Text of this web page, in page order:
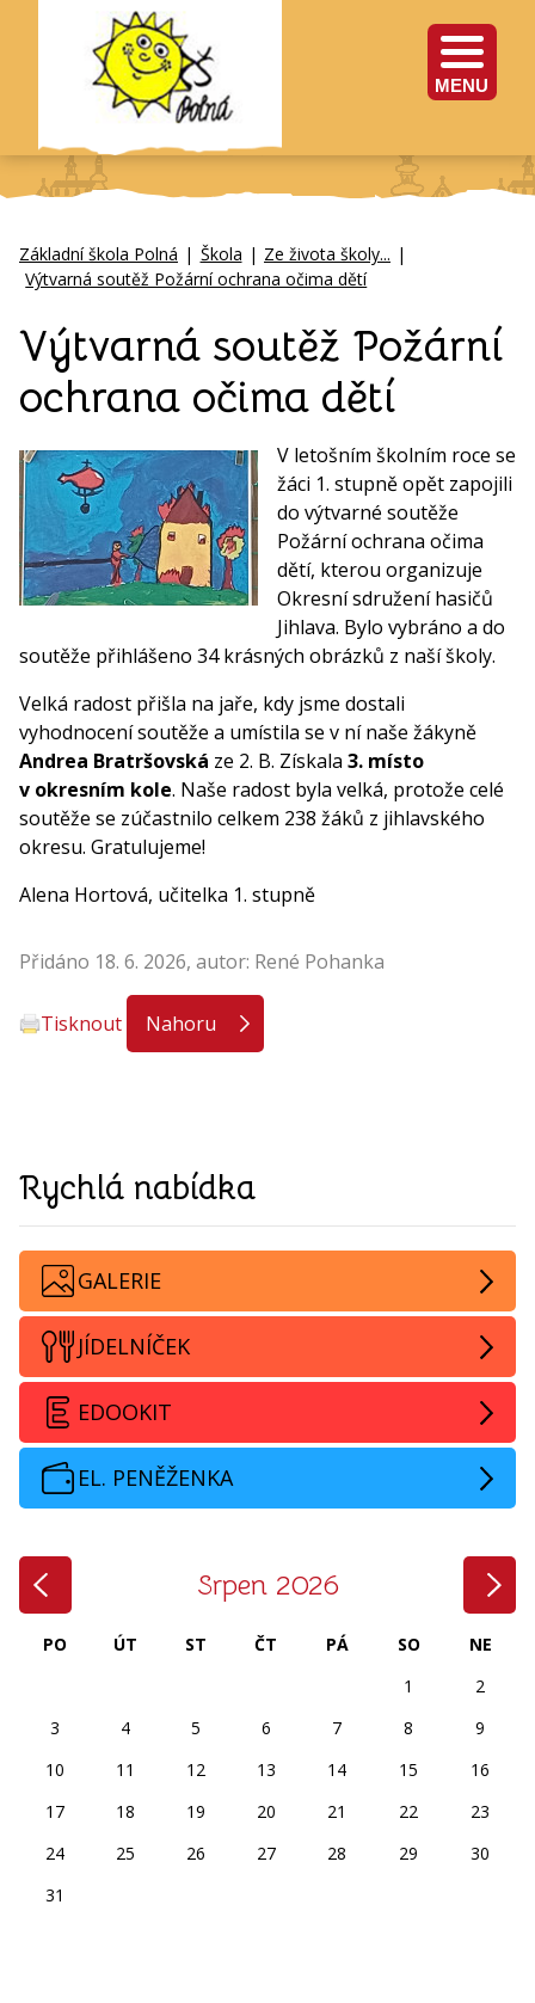
MENU
Základní škola Polná | Škola | Ze života školy... |
Výtvarná soutěž Požární ochrana očima dětí
Výtvarná soutěž Požární
ochrana očima dětí
V letošním školním roce se
žáci 1. stupně opět zapojili
do výtvarné soutěže
Požární ochrana očima
dětí, kterou organizuje
Okresní sdružení hasičů
Jihlava. Bylo vybráno a do
soutěže přihlášeno 34 krásných obrázků z naší školy.
Velká radost přišla na jaře, kdy jsme dostali
vyhodnocení soutěže a umístila se v ní naše žákyně
Andrea Bratršovská ze 2. B. Získala 3. místo
v okresním kole. Naše radost byla velká, protože celé
soutěže se zúčastnilo celkem 238 žáků z jihlavského
okresu. Gratulujeme!
Alena Hortová, učitelka 1. stupně
Přidáno 18. 6. 2026, autor: René Pohanka
Tisknout Nahoru
Rychlá nabídka
GALERIE
JÍDELNÍČEK
EDOOKIT
EL. PENĚŽENKA
Srpen 2026
PO ÚT ST ČT PÁ SO
NE
1
2
3
4 5 6 7 8
9
10
11 12 13 14 15
16
17
18 19 20 21 22
23
24
25 26 27 28 29
30
31